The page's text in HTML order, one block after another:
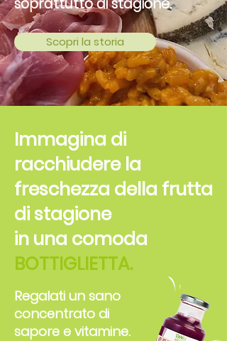
soprattutto di stagione.
Scopri la storia
Immagina di
racchiudere la
freschezza della frutta
di stagione
in una comoda
BOTTIGLIETTA.
Regalati un sano
concentrato di
sapore e vitamine.